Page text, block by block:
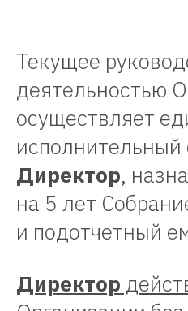
Текущее
деятельностью
осуществляет
исполнительный
Директор,
на 5 лет
и подотчетный
Директор